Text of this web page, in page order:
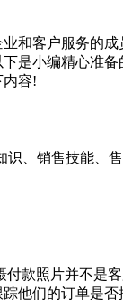
客户服务的成
是小编精心准
内容!
、销售技能、售
款照片并不是客
他们的订单是